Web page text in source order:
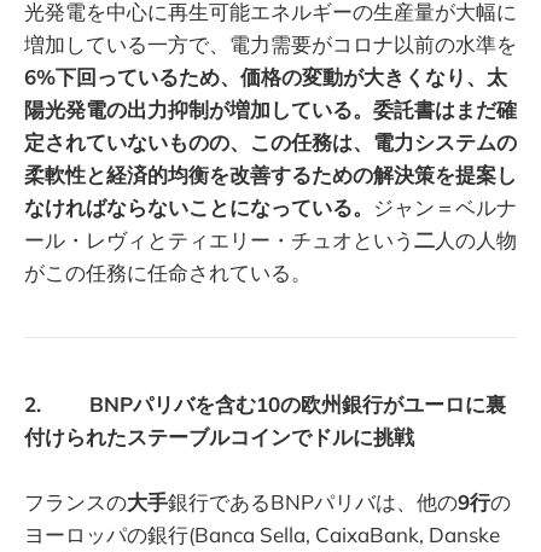
光発電を中心に再生可能エネルギーの生産量が大幅に
増加している一方で、電力需要がコロナ以前の水準を
6%下回っているため、価格の変動が大きくなり、太
陽光発電の出力抑制が増加している。委託書はまだ確
定されていないものの、この任務は、電力システムの
柔軟性と経済的均衡を改善するための解決策を提案し
なければならないことになっている。 ジャン＝ベルナ
ール・レヴィとティエリー・チュオという二人の人物
がこの任務に任命されている。
2. BNPパリバを含む10の欧州銀行がユーロに裏
付けられたステーブルコインでドルに挑戦
フランスの大手銀行であるBNPパリバは、他の9行の
ヨーロッパの銀行(Banca Sella, CaixaBank, Danske